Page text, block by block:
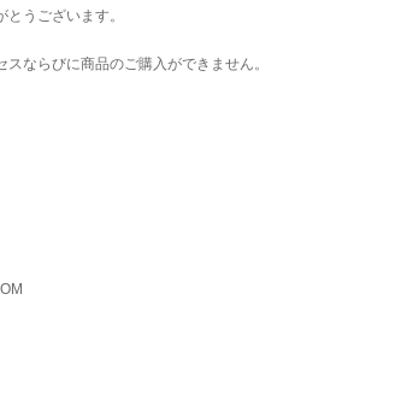
うございます。
ならびに商品のご購入ができません。